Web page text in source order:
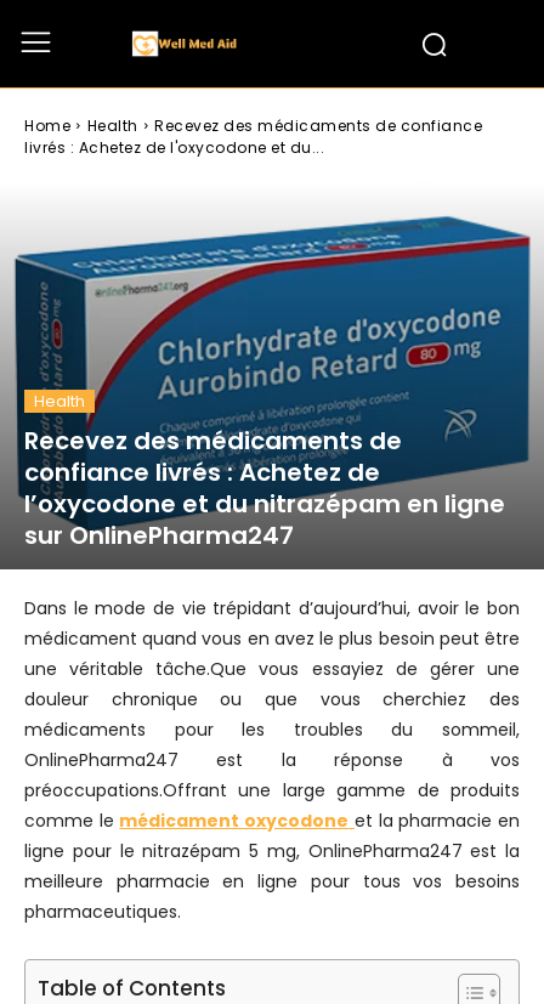
Home Health
Recevez des médicaments de confiance
livrés : Achetez de l'oxycodone et du...
Health
Recevez des médicaments de
confiance livrés : Achetez de
l’oxycodone et du nitrazépam en ligne
sur OnlinePharma247
Dans le mode de vie trépidant d’aujourd’hui, avoir le bon
médicament quand vous en avez le plus besoin peut être
une véritable tâche.Que vous essayiez de gérer une
douleur chronique ou que vous cherchiez des
médicaments pour les troubles du sommeil,
OnlinePharma247 est la réponse à vos
préoccupations.Offrant une large gamme de produits
comme le médicament oxycodone et la pharmacie en
ligne pour le nitrazépam 5 mg, OnlinePharma247 est la
meilleure pharmacie en ligne pour tous vos besoins
pharmaceutiques.
Table of Contents